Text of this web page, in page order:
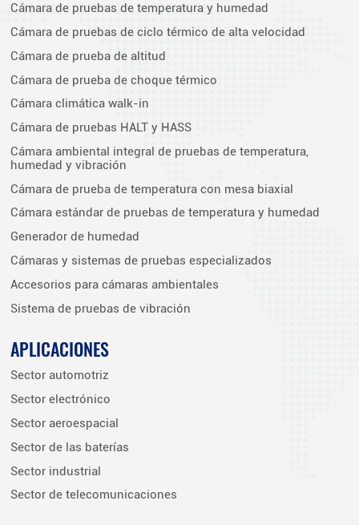
Cámara de pruebas de temperatura y humedad
Cámara de pruebas de ciclo térmico de alta velocidad
Cámara de prueba de altitud
Cámara de prueba de choque térmico
Cámara climática walk-in
Cámara de pruebas HALT y HASS
Cámara ambiental integral de pruebas de temperatura,
humedad y vibración
Cámara de prueba de temperatura con mesa biaxial
Cámara estándar de pruebas de temperatura y humedad
Generador de humedad
Cámaras y sistemas de pruebas especializados
Accesorios para cámaras ambientales
Sistema de pruebas de vibración
APLICACIONES
Sector automotriz
Sector electrónico
Sector aeroespacial
Sector de las baterías
Sector industrial
Sector de telecomunicaciones